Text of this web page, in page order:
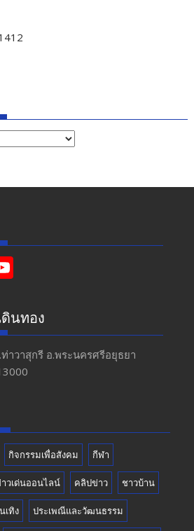
u
T
u
b
นทอง
าวาสุกรี​ อ.พระนครศรีอยุธยา​
กิจกรรมเพื่อสังคม กีฬา
วเด่นออนไลน์ คลิปข่าว ชาวบ้าน
เทิง ประเพณีและวัฒนธรรม